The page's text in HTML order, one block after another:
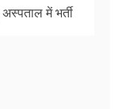
में भर्ती